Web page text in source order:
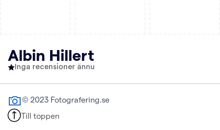
Albin Hillert
Inga recensioner ännu
© 2023 Fotografering.se
Till toppen